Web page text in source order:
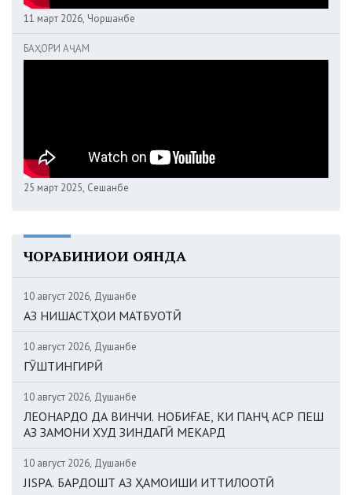
11 март 2026, Чоршанбе
БАҲОРИ АҶАМ
25 март 2025, Сешанбе
ЧОРАБИНИҲОИ ОЯНДА
10 август 2026, Душанбе
АЗ НИШАСТҲОИ МАТБУОТӢ
10 август 2026, Душанбе
ГӮШТИНГИРӢ
10 август 2026, Душанбе
ЛЕОНАРДО ДА ВИНЧИ. НОБИҒАЕ, КИ ПАНҶ АСР ПЕШ
АЗ ЗАМОНИ ХУД ЗИНДАГӢ МЕКАРД
10 август 2026, Душанбе
JISPA. БАРДОШТ АЗ ҲАМОИШИ ИТТИЛООТӢ